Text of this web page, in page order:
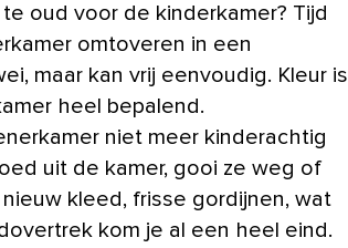
oud voor de kinderkamer? Tijd
omtoveren in een
maar kan vrij eenvoudig. Kleur is
heel bepalend.
niet meer kinderachtig
uit de kamer, gooi ze weg of
kleed, frisse gordijnen, wat
kom je al een heel eind.